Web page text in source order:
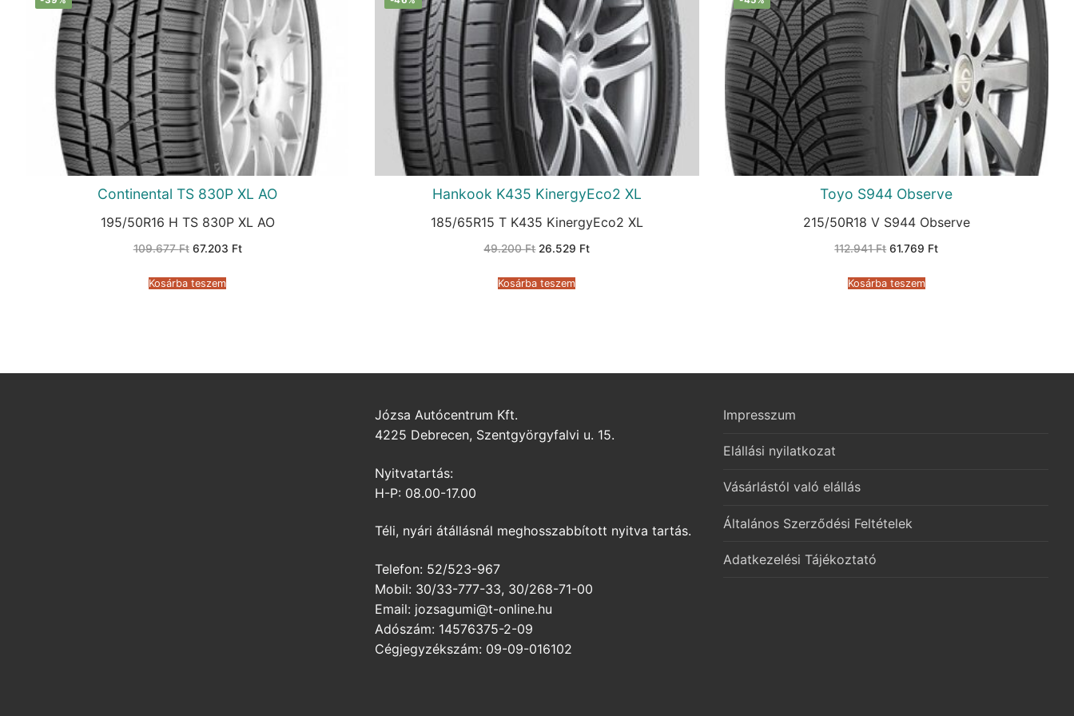
Continental TS 830P XL AO
195/50R16 H TS 830P XL AO
109.677Ft Original
109.677 Ft.
67.203 FtCurrent
Kosárba teszem
Hankook K435 KinergyEco2 XL
185/65R15 T K435 KinergyEco2 XL
49.200Ft Original
49.200 Ft.
26.529 FtCurrent
Kosárba teszem
Toyo S944 Observe
215/50R18 V S944 Observe
112.941Ft Original
112.941 Ft.
61.769 FtCurrent
Kosárba teszem
Józsa Autócentrum Kft.
4225 Debrecen, Szentgyörgyfalvi u. 15.
Nyitvatartás:
H-P: 08.00-17.00
Téli, nyári átállásnál meghosszabbított nyitva tartás.
Telefon: 52/523-967
Mobil: 30/33-777-33, 30/268-71-00
Email: jozsagumi@t-online.hu
Adószám: 14576375-2-09
Cégjegyzékszám: 09-09-016102
Impresszum
Elállási nyilatkozat
Vásárlástól való elállás
Általános Szerződési Feltételek
Adatkezelési Tájékoztató